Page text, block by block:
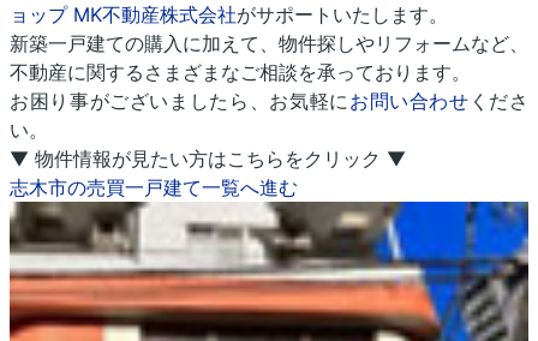
ョップ MK不動産株式会社がサポートいたします。
新築一戸建ての購入に加えて、物件探しやリフォームなど、
不動産に関するさまざまなご相談を承っております。
お困り事がございましたら、お気軽にお問い合わせ くださ
い。
▼ 物件情報が見たい方はこちらをクリック ▼
志木市の売買一戸建て一覧へ進む